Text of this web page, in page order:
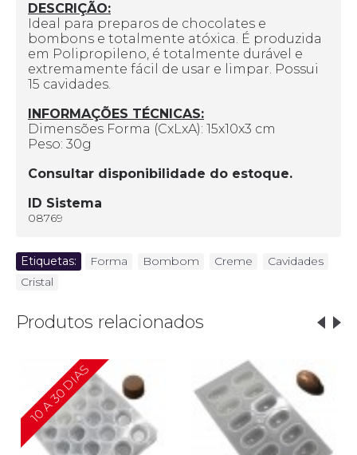
DESCRIÇÃO:
Ideal para preparos de chocolates e
bombons e totalmente atóxica. É produzida
em Polipropileno, é totalmente durável e
extremamente fácil de usar e limpar. Possui
15 cavidades.
INFORMAÇÕES TÉCNICAS:
Dimensões Forma (CxLxA): 15x10x3 cm
Peso: 30g
Consultar disponibilidade do estoque.
ID Sistema
08769
Etiquetas: Forma Bombom Creme Cavidades
Cristal
Produtos relacionados
10 A 30 DIAS